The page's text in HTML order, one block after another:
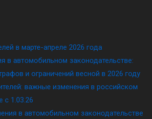
в марте-апреле 2026 года
в автомобильном законодательстве:
и ограничений весной в 2026 году
важные изменения в российском
c 1.03.26
в автомобильном законодательстве